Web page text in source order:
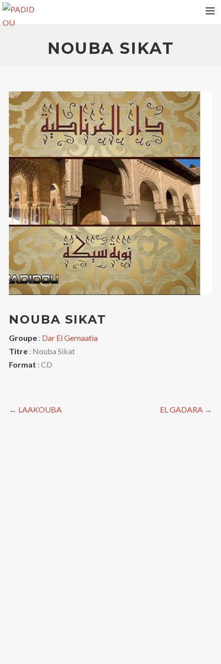
NEWS
TOUR DATES
MEDIAS
RELEASES
PHOTOS
CONTACT
RECHERCHE
NOUBA SIKAT
NOUBA SIKAT
Groupe: Dar El Gernaatia
Titre: Nouba Sikat
Format : CD
← LAAKOUBA EL GADARA →